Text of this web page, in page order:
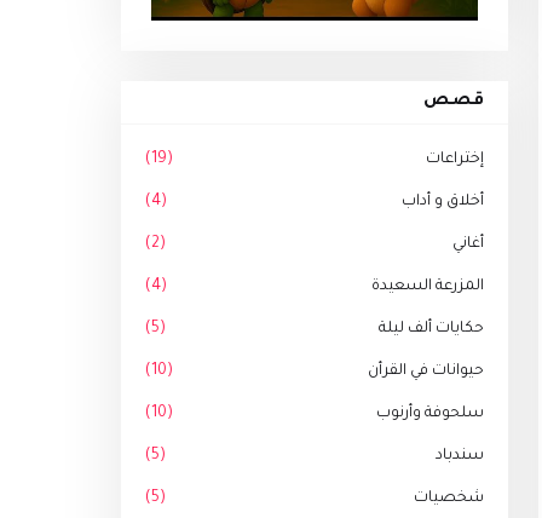
قصص
إختراعات (19)
أخلاق و أداب (4)
أغاني (2)
المزرعة السعيدة (4)
حكايات ألف ليلة (5)
حيوانات في القرأن (10)
سلحوفة وأرنوب (10)
سندباد (5)
شخصيات (5)